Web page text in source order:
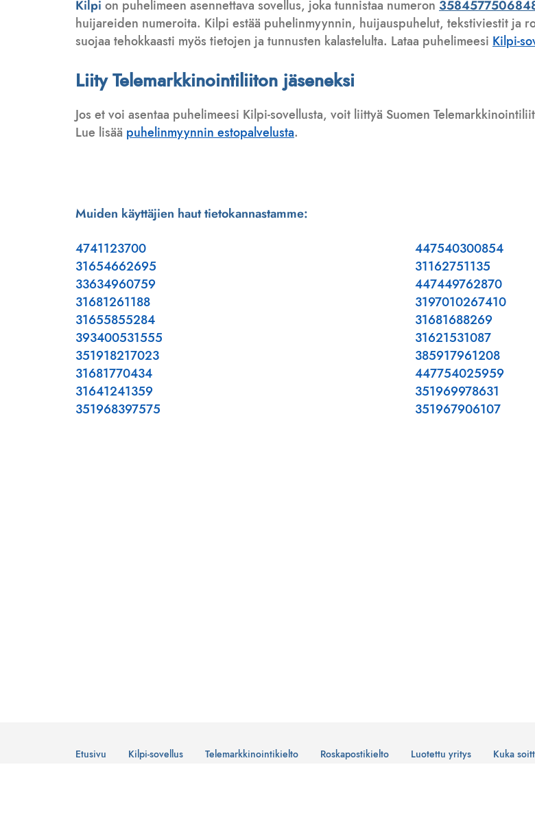
Kilpi on puhelimeen asennettava sovellus, joka tunnistaa numeron
huijareiden numeroita. Kilpi estää puhelinmyynnin, huijauspuhelut, tekstiviestit ja
suojaa tehokkaasti myös tietojen ja tunnusten kalastelulta. Lataa puhelimeesi Kilpi-
Liity Telemarkkinointiliiton jäseneksi
Jos et voi asentaa puhelimeesi Kilpi-sovellusta, voit liittyä Suomen
Lue lisää puhelinmyynnin estopalvelusta.
Muiden käyttäjien haut tietokannastamme:
4741123700
31654662695
33634960759
31681261188
31655855284
393400531555
351918217023
31681770434
31641241359
351968397575
447540300854
31162751135
447449762870
3197010267410
31681688269
31621531087
385917961208
447754025959
351969978631
351967906107
Etusivu Kilpi-sovellus Telemarkkinointikielto Roskapostikielto Luotettu yritys Kuka